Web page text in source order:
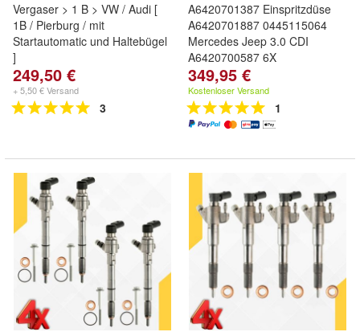
Vergaser > 1 B > VW / Audi [
1B / Pierburg / mit
Startautomatic und Haltebügel
]
249,50 €
+ 5,50 € Versand
3
A6420701387 Einspritzdüse
A6420701887 0445115064
Mercedes Jeep 3.0 CDI
A6420700587 6X
349,95 €
Kostenloser Versand
1